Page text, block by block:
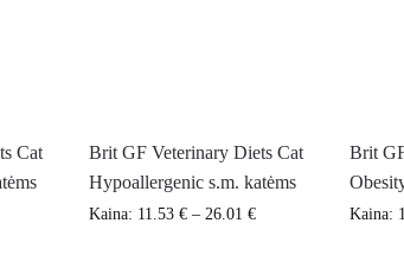
Cat
Brit GF Veterinary Diets Cat
Hypoallergenic s.m. katėms
Kaina: 11.53€ –26.01€
Brit
Kaina: